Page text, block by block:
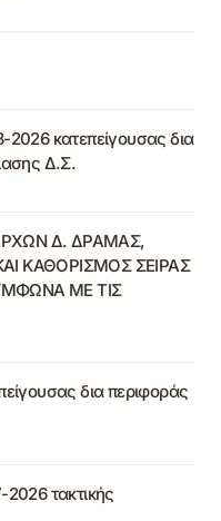
κατεπείγουσας δια
Δ.Σ.
Δ. ΔΡΑΜΑΣ,
ΚΑΘΟΡΙΣΜΟΣ ΣΕΙΡΑΣ
ΜΕ ΤΙΣ
δια περιφοράς
τακτικής